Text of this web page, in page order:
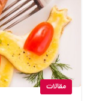
مقالات